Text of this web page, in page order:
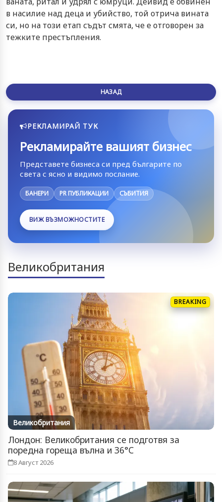
в насилие над деца и убийство, той отрича вината
си, но на този етап съдът смята, че е отговорен за
тежките престъпления.
НАЗАД
РЕКЛАМИРАЙ ТУК
Рекламирайте вашият бизнес
Представете бизнеса си пред българите по
света с ясно и видимо послание.
БАНЕРИ PR ПУБЛИКАЦИИ СЪБИТИЯ
ВИЖ ВЪЗМОЖНОСТИТЕ
Великобритания
BREAKING
Великобритания
Лондон: Великобритания се подготвя за
поредна гореща вълна и 36°C
8 Август 2026